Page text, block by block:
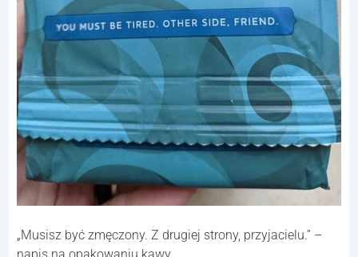
„Musisz być zmęczony. Z drugiej strony, przyjacielu.” –